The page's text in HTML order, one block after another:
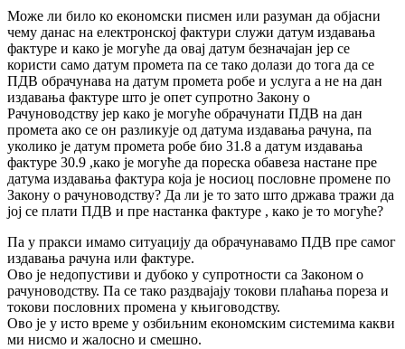
Може ли било ко економски писмен или разуман да објасни
чему данас на електронској фактури служи датум издавања
фактуре и како је могуће да овај датум безначајан јер се
користи само датум промета па се тако долази до тога да се
ПДВ обрачунава на датум промета робе и услуга а не на дан
издавања фактуре што је опет супротно Закону о
Рачуноводству јер како је могуће обрачунати ПДВ на дан
промета ако се он разликује од датума издавања рачуна, па
уколико је датум промета робе био 31.8 а датум издавања
фактуре 30.9 ,како је могуће да пореска обавеза настане пре
датума издавања фактура која је носиоц пословне промене по
Закону о рачуноводству? Да ли је то зато што држава тражи да
јој се плати ПДВ и пре настанка фактуре , како је то могуће?
Па у пракси имамо ситуацију да обрачунавамо ПДВ пре самог
издавања рачуна или фактуре.
Ово је недопустиви и дубоко у супротности са Законом о
рачуноводству. Па се тако раздвајају токови плаћања пореза и
токови пословних промена у књиговодству.
Ово је у исто време у озбиљним економским системима какви
ми нисмо и жалосно и смешно.